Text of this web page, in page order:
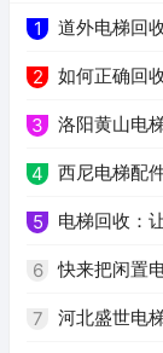
1 道外电梯回
2 如何正确回
3 洛阳黄山电
4 西尼电梯配
5 电梯回收：
6 快来把闲置
7 河北盛世电